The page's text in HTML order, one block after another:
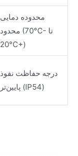
محدوده دمایی
محدود (70°C- تا
20°C+)
درجه حفاظت نفوذ
پایین‌تر (IP54)